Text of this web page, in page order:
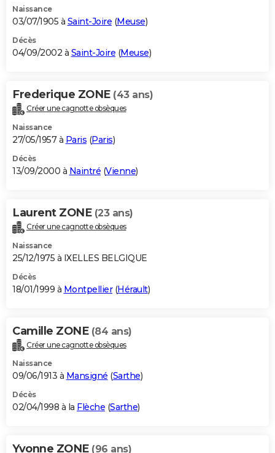
Naissance
03/07/1905 à Saint-Joire (Meuse)
Décès
04/09/2002 à Saint-Joire (Meuse)
Frederique ZONE (43 ans)
Créer une cagnotte obsèques
Naissance
27/05/1957 à Paris (Paris)
Décès
13/09/2000 à Naintré (Vienne)
Laurent ZONE (23 ans)
Créer une cagnotte obsèques
Naissance
25/12/1975 à IXELLES BELGIQUE
Décès
18/01/1999 à Montpellier(Hérault)
Camille ZONE (84 ans)
Créer une cagnotte obsèques
Naissance
09/06/1913 à Mansigné (Sarthe)
Décès
02/04/1998 à la Flèche (Sarthe)
Yvonne ZONE (96 ans)